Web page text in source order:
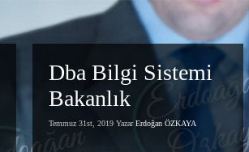
Dba Bilgi Sistemi
Bakanlık
Temmuz 31st, 2019 YazarErdoğan ÖZKAYA